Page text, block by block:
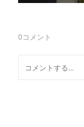
0コメント